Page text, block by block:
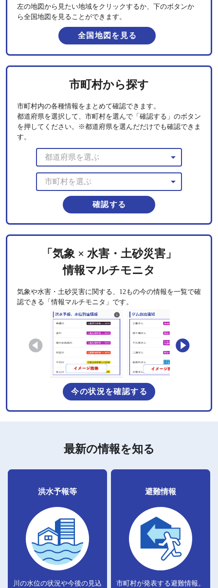
左の地図から見たい地域をクリックするか、下のボタンか
ら全国地図を見ることができます。
全国地図を見る
市町村から探す
市町村内の各種情報をまとめて確認できます。
都道府県を選択して、市町村を選んで「確認する」のボタン
を押してください。※都道府県を選んだだけでも確認できま
す。
arrow_drop_down
arrow_drop_down
確認する
「気象 × 水害・土砂災害」
情報マルチモニタ
気象や水害・土砂災害に関する、12もの今の情報を一覧で確
認できる「情報マルチモニタ」です。
今の状況を確認する
最新の情報を知る
洪水予報等
川の水位の状況や今後の見込
避難情報
市町村が発表する避難情報。